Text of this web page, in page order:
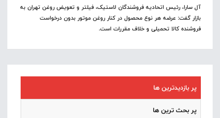
آل سارا، رئیس اتحادیه فروشندگان لاستیک، فیلتر و تعویض روغن تهران به
بازار گفت: عرضه هر نوع محصول در کنار روغن موتور بدون درخواست
فروشنده کالا تحمیلی و خلاف مقررات است.
پر بازدیدترین ها
پر بحث ترین ها